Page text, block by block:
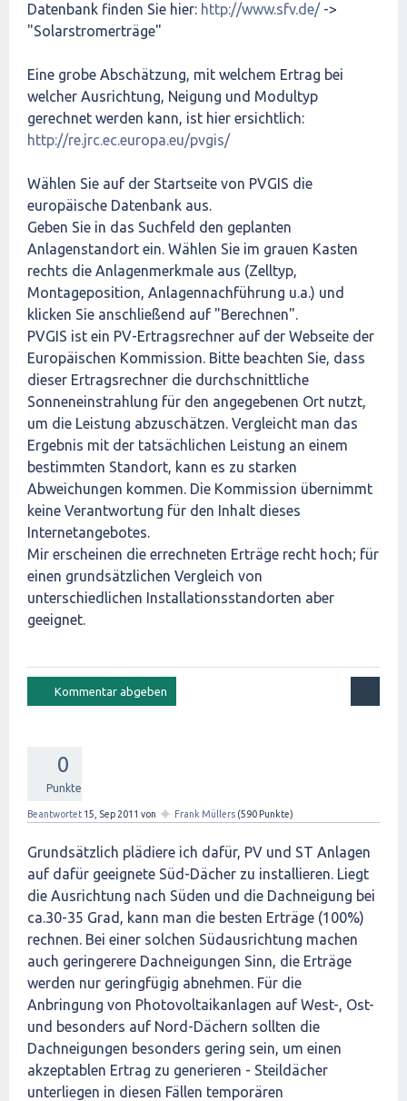
Datenbank finden Sie hier: http://www.sfv.de/->
"Solarstromerträge"
Eine grobe Abschätzung, mit welchem Ertrag bei
welcher Ausrichtung, Neigung und Modultyp
gerechnet werden kann, ist hier ersichtlich:
http://re.jrc.ec.europa.eu/pvgis/
Wählen Sie auf der Startseite von PVGIS die
europäische Datenbank aus.
Geben Sie in das Suchfeld den geplanten
Anlagenstandort ein. Wählen Sie im grauen Kasten
rechts die Anlagenmerkmale aus (Zelltyp,
Montageposition, Anlagennachführung u.a.) und
klicken Sie anschließend auf "Berechnen".
PVGIS ist ein PV-Ertragsrechner auf der Webseite der
Europäischen Kommission. Bitte beachten Sie, dass
dieser Ertragsrechner die durchschnittliche
Sonneneinstrahlung für den angegebenen Ort nutzt,
um die Leistung abzuschätzen. Vergleicht man das
Ergebnis mit der tatsächlichen Leistung an einem
bestimmten Standort, kann es zu starken
Abweichungen kommen. Die Kommission übernimmt
keine Verantwortung für den Inhalt dieses
Internetangebotes.
Mir erscheinen die errechneten Erträge recht hoch; für
einen grundsätzlichen Vergleich von
unterschiedlichen Installationsstandorten aber
geeignet.
0
Punkte
Beantwortet 15, Sep 2011 von ✦ Frank Müllers (590 Punkte)
Grundsätzlich plädiere ich dafür, PV und ST Anlagen
auf dafür geeignete Süd-Dächer zu installieren. Liegt
die Ausrichtung nach Süden und die Dachneigung bei
ca.30-35 Grad, kann man die besten Erträge (100%)
rechnen. Bei einer solchen Südausrichtung machen
auch geringerere Dachneigungen Sinn, die Erträge
werden nur geringfügig abnehmen. Für die
Anbringung von Photovoltaikanlagen auf West-, Ost-
und besonders auf Nord-Dächern sollten die
Dachneigungen besonders gering sein, um einen
akzeptablen Ertrag zu generieren - Steildächer
unterliegen in diesen Fällen temporären